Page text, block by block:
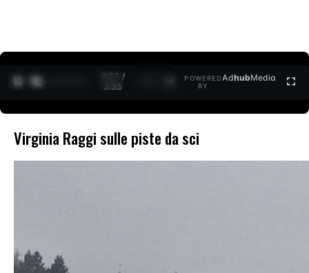
0:27 /
3:35
POWERED
BY
AdhubMedia
Virginia Raggi sulle piste da sci